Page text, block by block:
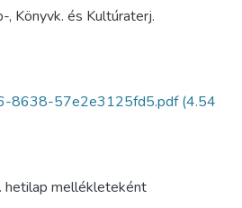
Könyvk. és Kultúraterj.
8638-57e2e3125fd5.pdf(4.54
hetilap mellékleteként